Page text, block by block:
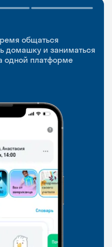
общаться
домашку и заниматься
одной платформе
новые слова где
практики
с преподавателями